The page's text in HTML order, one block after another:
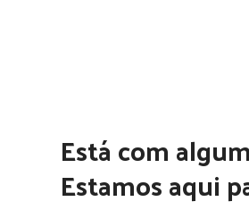
Está com
Estamos aqui